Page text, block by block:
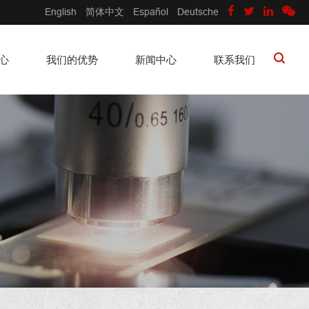
English 简体中文 Español Deutsche
我们的优势 新闻中心 联系我们